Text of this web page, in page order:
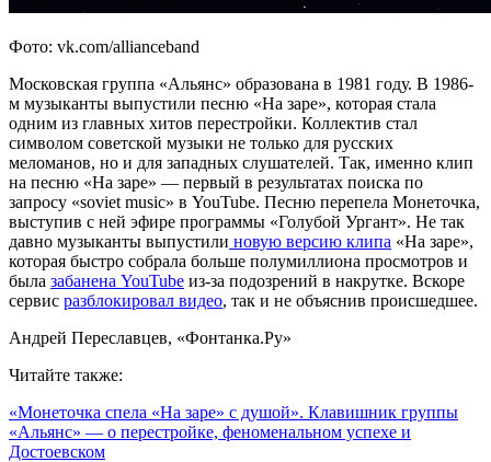
Фото: vk.com/allianceband
Московская группа «Альянс» образована в 1981 году. В 1986-
м музыканты выпустили песню «На заре», которая стала
одним из главных хитов перестройки. Коллектив стал
символом советской музыки не только для русских
меломанов, но и для западных слушателей. Так, именно клип
на песню «На заре» — первый в результатах поиска по
запросу «soviet music» в YouTube. Песню перепела Монеточка,
выступив с ней эфире программы «Голубой Ургант». Не так
давно музыканты выпустили новую версию клипа «На заре»,
которая быстро собрала больше полумиллиона просмотров и
была забанена YouTube из-за подозрений в накрутке. Вскоре
сервис разблокировал видео, так и не объяснив происшедшее.
Андрей Переславцев, «Фонтанка.Ру»
Читайте также:
«Монеточка спела «На заре» с душой». Клавишник группы
«Альянс» — о перестройке, феноменальном успехе и
Достоевском